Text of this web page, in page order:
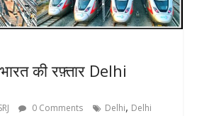
की रफ़्तार Delhi
0 Comments Delhi, Delhi